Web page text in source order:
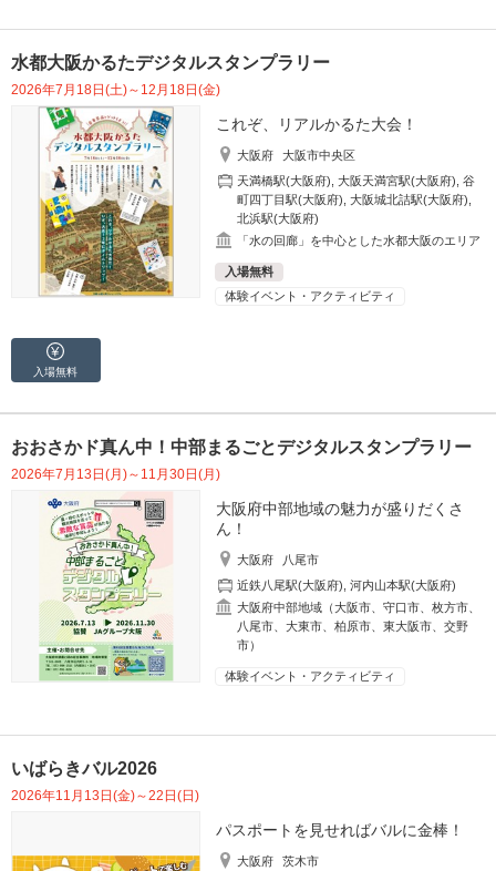
水都大阪かるたデジタルスタンプラリー
2026年7月18日(土)～12月18日(金)
これぞ、リアルかるた大会！
大阪府
大阪市中央区
天満橋駅(大阪府),大阪天満宮駅(大阪府),谷
町四丁目駅(大阪府),大阪城北詰駅(大阪府),
北浜駅(大阪府)
「水の回廊」を中心とした水都大阪のエリア
入場無料
体験イベント・アクティビティ
入場無料
おおさかド真ん中！中部まるごとデジタルスタンプラリー
2026年7月13日(月)～11月30日(月)
大阪府中部地域の魅力が盛りだくさ
ん！
大阪府
八尾市
近鉄八尾駅(大阪府),河内山本駅(大阪府)
大阪府中部地域（大阪市、守口市、枚方市、
八尾市、大東市、柏原市、東大阪市、交野
市）
体験イベント・アクティビティ
いばらきバル2026
2026年11月13日(金)～22日(日)
パスポートを見せればバルに金棒！
大阪府 茨木市